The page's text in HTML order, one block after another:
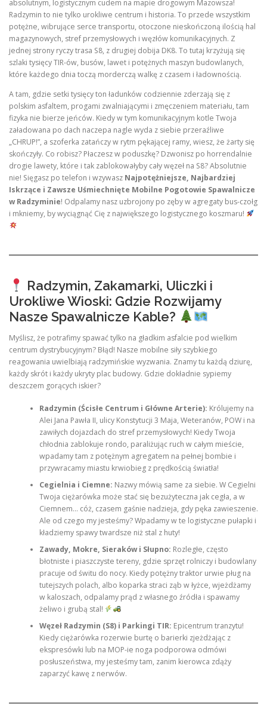
absolutnym, logistycznym cudem na mapie drogowym Mazowsza!
Radzymin to nie tylko urokliwe centrum i historia. To przede wszystkim
potężne, wibrujące serce transportu, otoczone nieskończoną ilością hal
magazynowych, stref przemysłowych i węzłów komunikacyjnych. Z
jednej strony ryczy trasa S8, z drugiej dobija DK8. To tutaj krzyżują się
szlaki tysięcy TIR-ów, busów, lawet i potężnych maszyn budowlanych,
które każdego dnia toczą morderczą walkę z czasem i ładownością.
A tam, gdzie setki tysięcy ton ładunków codziennie zderzają się z
polskim asfaltem, progami zwalniającymi i zmęczeniem materiału, tam
fizyka nie bierze jeńców. Kiedy w tym komunikacyjnym kotle Twoja
załadowana po dach naczepa nagle wyda z siebie przeraźliwe
„CHRUP!”, a szoferka zatańczy w rytm pękającej ramy, wiesz, że żarty się
skończyły. Co robisz? Płaczesz w poduszkę? Dzwonisz po horrendalnie
drogie lawety, które i tak zablokowałyby cały węzeł na S8? Absolutnie
nie! Sięgasz po telefon i wzywasz Najpotężniejsze, Najbardziej
Iskrzące i Zawsze Uśmiechnięte Mobilne Pogotowie Spawalnicze
w Radzyminie! Odpalamy nasz uzbrojony po zęby w agregaty bus-czołg
i mkniemy, by wyciągnąć Cię z największego logistycznego koszmaru!
Radzymin, Zakamarki, Uliczki i
Urokliwe Wioski: Gdzie Rozwijamy
Nasze Spawalnicze Kable?
Myślisz, że potrafimy spawać tylko na gładkim asfalcie pod wielkim
centrum dystrybucyjnym? Błąd! Nasze mobilne siły szybkiego
reagowania uwielbiają radzymińskie wyzwania. Znamy tu każdą dziurę,
każdy skrót i każdy ukryty plac budowy. Gdzie dokładnie sypiemy
deszczem gorących iskier?
Radzymin (Ścisłe Centrum i Główne Arterie): Królujemy na
Alei Jana Pawła II, ulicy Konstytucji 3 Maja, Weteranów, POW i na
zawiłych dojazdach do stref przemysłowych! Kiedy Twoja
chłodnia zablokuje rondo, paraliżując ruch w całym mieście,
wpadamy tam z potężnym agregatem na pełnej bombie i
przywracamy miastu krwiobieg z prędkością światła!
Cegielnia i Ciemne: Nazwy mówią same za siebie. W Cegielni
Twoja ciężarówka może stać się bezużyteczna jak cegła, a w
Ciemnem… cóż, czasem gaśnie nadzieja, gdy pęka zawieszenie.
Ale od czego my jesteśmy? Wpadamy w te logistyczne pułapki i
kładziemy spawy twardsze niż stal z huty!
Zawady, Mokre, Sieraków i Słupno: Rozległe, często
błotniste i piaszczyste tereny, gdzie sprzęt rolniczy i budowlany
pracuje od świtu do nocy. Kiedy potężny traktor urwie pług na
tutejszych polach, albo koparka straci ząb w łyżce, wjeżdżamy
w kaloszach, odpalamy prąd z własnego źródła i spawamy
żeliwo i grubą stal!
Węzeł Radzymin (S8) i Parkingi TIR: Epicentrum tranzytu!
Kiedy ciężarówka rozerwie burtę o barierki zjeżdżając z
ekspresówki lub na MOP-ie noga podporowa odmówi
posłuszeństwa, my jesteśmy tam, zanim kierowca zdąży
zaparzyć kawę z nerwów.